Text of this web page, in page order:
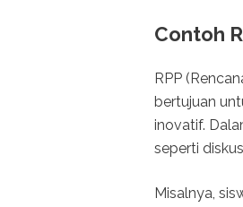
Contoh
RPP
bertujuan
inovatif.
seperti
Misalnya,